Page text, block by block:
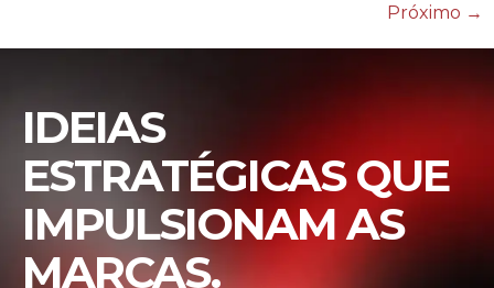
Próximo →
IDEIAS
ESTRATÉGICAS QUE
IMPULSIONAM AS
MARCAS.